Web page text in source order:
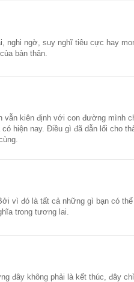
nghi ngờ, suy nghĩ tiêu cực hay
bản thân.
vẫn kiên định với con đường mình
hiện nay. Điều gì đã dẫn lối cho
vì đó là tất cả những gì bạn có
trong tương lai.
đây không phải là kết thúc, đây